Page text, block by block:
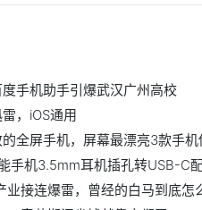
手机助手引爆武汉广州高校
，iOS通用
全屏手机，屏幕最漂亮3款手机
手机3.5mm耳机插孔转USB-C
接连爆雷，曾经的白马到底怎